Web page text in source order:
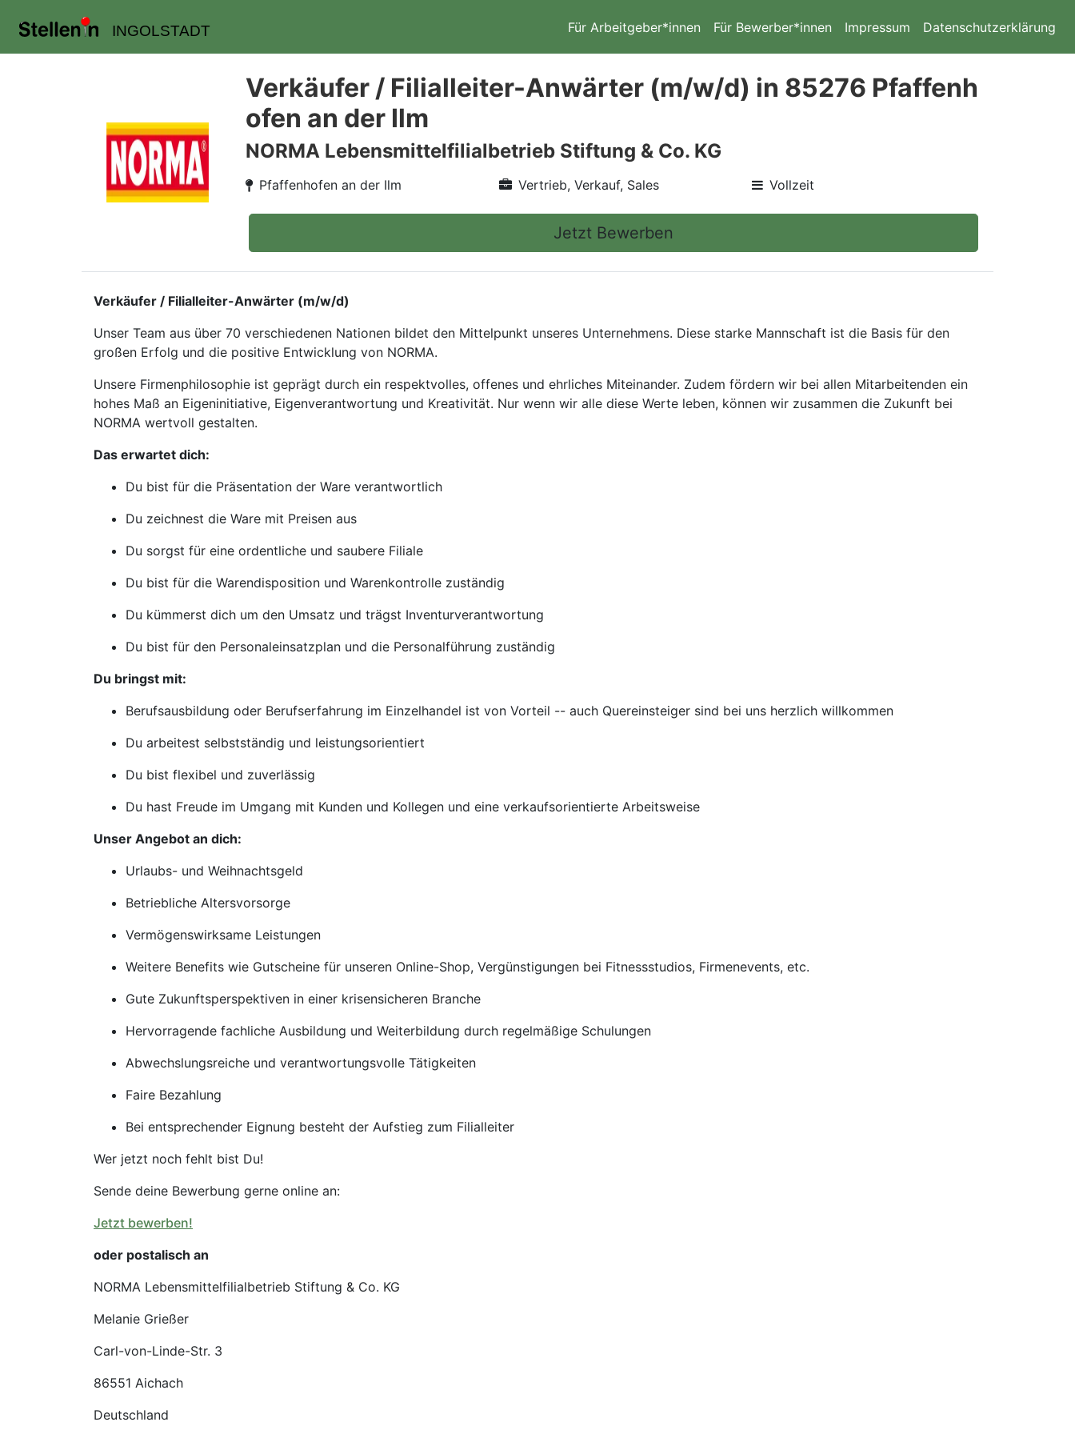
INGOLSTADT Für Arbeitgeber*innen Für Bewerber*innen Impressum Datenschutzerklärung
Verkäufer / Filialleiter-Anwärter (m/w/d) in 85276 Pfaffenh
ofen an der Ilm
NORMA Lebensmittelfilialbetrieb Stiftung & Co. KG
Pfaffenhofen an der Ilm Vertrieb, Verkauf, Sales Vollzeit
Jetzt Bewerben
Verkäufer / Filialleiter-Anwärter (m/w/d)
Unser Team aus über 70 verschiedenen Nationen bildet den Mittelpunkt unseres Unternehmens. Diese starke Mannschaft ist die Basis für den
großen Erfolg und die positive Entwicklung von NORMA.
Unsere Firmenphilosophie ist geprägt durch ein respektvolles, offenes und ehrliches Miteinander. Zudem fördern wir bei allen Mitarbeitenden ein
hohes Maß an Eigeninitiative, Eigenverantwortung und Kreativität. Nur wenn wir alle diese Werte leben, können wir zusammen die Zukunft bei
NORMA wertvoll gestalten.
Das erwartet dich:
Du bist für die Präsentation der Ware verantwortlich
Du zeichnest die Ware mit Preisen aus
Du sorgst für eine ordentliche und saubere Filiale
Du bist für die Warendisposition und Warenkontrolle zuständig
Du kümmerst dich um den Umsatz und trägst Inventurverantwortung
Du bist für den Personaleinsatzplan und die Personalführung zuständig
Du bringst mit:
Berufsausbildung oder Berufserfahrung im Einzelhandel ist von Vorteil -- auch Quereinsteiger sind bei uns herzlich willkommen
Du arbeitest selbstständig und leistungsorientiert
Du bist flexibel und zuverlässig
Du hast Freude im Umgang mit Kunden und Kollegen und eine verkaufsorientierte Arbeitsweise
Unser Angebot an dich:
Urlaubs- und Weihnachtsgeld
Betriebliche Altersvorsorge
Vermögenswirksame Leistungen
Weitere Benefits wie Gutscheine für unseren Online-Shop, Vergünstigungen bei Fitnessstudios, Firmenevents, etc.
Gute Zukunftsperspektiven in einer krisensicheren Branche
Hervorragende fachliche Ausbildung und Weiterbildung durch regelmäßige Schulungen
Abwechslungsreiche und verantwortungsvolle Tätigkeiten
Faire Bezahlung
Bei entsprechender Eignung besteht der Aufstieg zum Filialleiter
Wer jetzt noch fehlt bist Du!
Sende deine Bewerbung gerne online an:
Jetzt bewerben!
oder postalisch an
NORMA Lebensmittelfilialbetrieb Stiftung & Co. KG
Melanie Grießer
Carl-von-Linde-Str. 3
86551 Aichach
Deutschland